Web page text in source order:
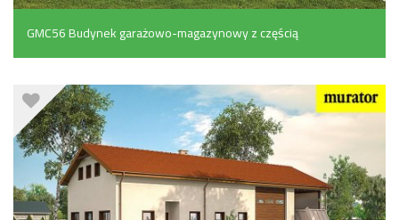
GMC56 Budynek garażowo-magazynowy z częścią
mieszkalną i pom. pomocniczymi (203.7 m²)